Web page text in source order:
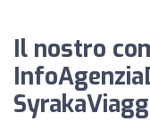
Il nostro